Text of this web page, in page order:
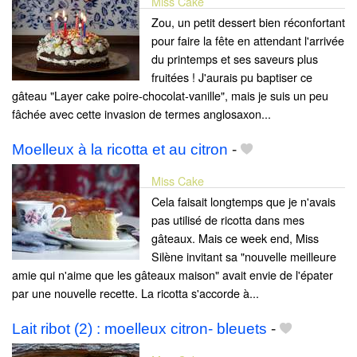
Zou, un petit dessert bien réconfortant
pour faire la fête en attendant l'arrivée
du printemps et ses saveurs plus
fruitées ! J'aurais pu baptiser ce
gâteau "Layer cake poire-chocolat-vanille", mais je suis un peu
fâchée avec cette invasion de termes anglosaxon...
Moelleux à la ricotta et au citron -
Miss Cake
Cela faisait longtemps que je n'avais
pas utilisé de ricotta dans mes
gâteaux. Mais ce week end, Miss
Silène invitant sa "nouvelle meilleure
amie qui n'aime que les gâteaux maison" avait envie de l'épater
par une nouvelle recette. La ricotta s'accorde à...
Lait ribot (2) : moelleux citron- bleuets -